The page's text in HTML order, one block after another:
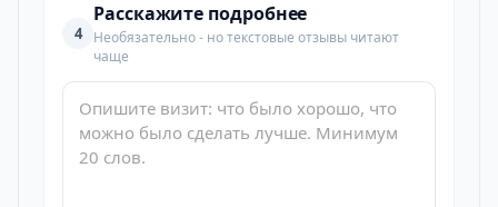
4
Расскажите подробнее
Необязательно - но текстовые отзывы читают
чаще